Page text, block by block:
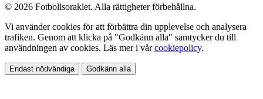
© 2026 Fotbollsoraklet. Alla rättigheter förbehållna.
Vi använder cookies för att förbättra din upplevelse och analysera
trafiken. Genom att klicka på "Godkänn alla" samtycker du till
användningen av cookies. Läs mer i vårcookiepolicy.
Endast nödvändiga Godkänn alla